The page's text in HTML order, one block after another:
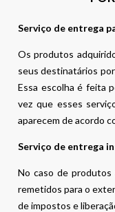
Serviço de entrega
Os produtos
seus destinatários
Essa escolha é feita
vez que esses
aparecem de acordo
Serviço de entrega
No caso de produtos
remetidos para o
de impostos e